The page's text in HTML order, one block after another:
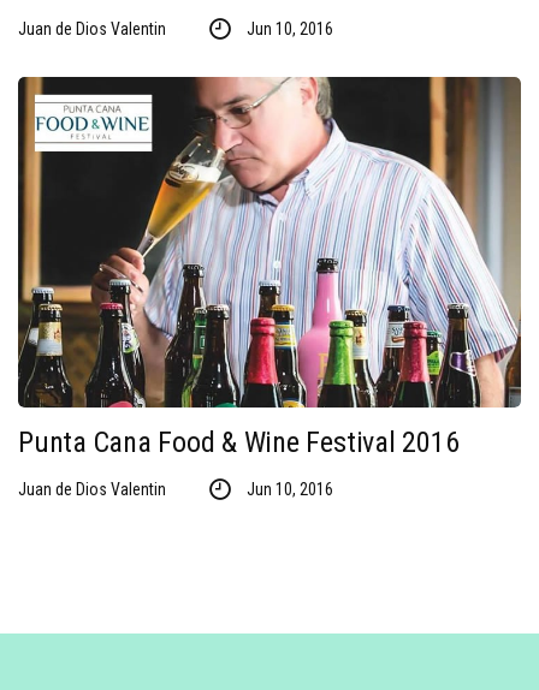
Juan de Dios Valentin Jun 10, 2016
Punta Cana Food & Wine Festival 2016
Juan de Dios Valentin Jun 10, 2016